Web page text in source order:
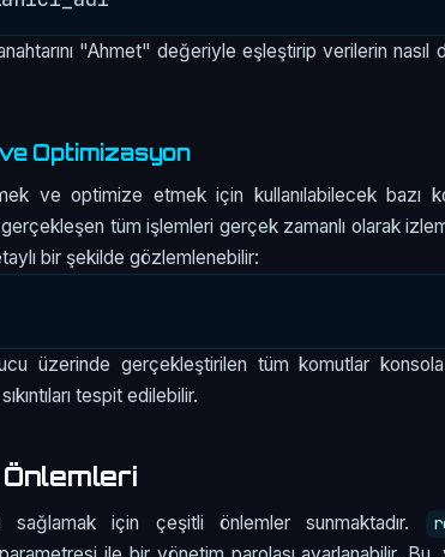
"Ahmet" değeriyle eşleştirip verilerin nasıl
Optimizasyon
ve optimize etmek için kullanılabilecek bazı
tüm işlemleri gerçek zamanlı olarak
bir şekilde gözlemlenebilir:
üzerinde gerçekleştirilen tüm komutlar
tespit edilebilir.
sağlamak için çeşitli önlemler sunmaktadır.